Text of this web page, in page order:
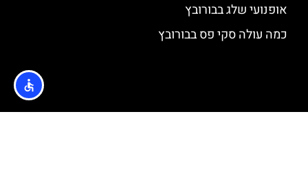
אופנועי שלג בבורובץ
כמה עולה סקי פס בבורובץ